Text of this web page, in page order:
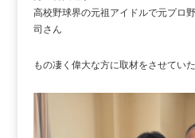
高校野球界の元祖アイドルで元プロ
司さん
もの凄く偉大な方に取材をさせてい